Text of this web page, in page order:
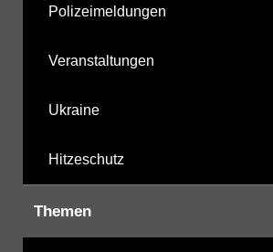
Polizeimeldungen
Veranstaltungen
Ukraine
Hitzeschutz
Themen